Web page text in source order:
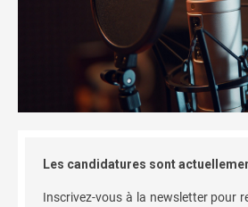
Les candidatures sont
Inscrivez-vous à la newsletter pour